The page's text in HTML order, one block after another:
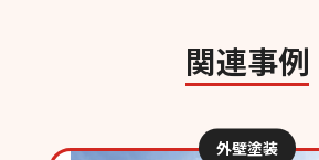
関連事例
外壁塗装